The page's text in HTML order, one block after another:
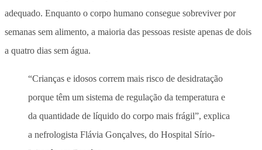
adequado. Enquanto o corpo humano consegue sobreviver por
semanas sem alimento, a maioria das pessoas resiste apenas de dois
a quatro dias sem água.
“Crianças e idosos correm mais risco de desidratação
porque têm um sistema de regulação da temperatura e
da quantidade de líquido do corpo mais frágil”, explica
a nefrologista Flávia Gonçalves, do Hospital Sírio-